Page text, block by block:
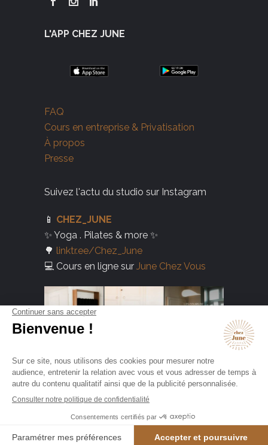
L'APP CHEZ JUNE
FAQ
Cours en entreprise & Privatisation
À propos
Presse
Suivez l'actu du studio sur Instagram
📱 CHEZ_JUNE
✨ Yoga . Pilates & more ✨
🌳 linktr.ee/Chez_June
💻 Cours en ligne sur June Chez Vous
Mentions Légales & Politique de confidentialité
©2019 Site réalisé par PeppermintAgency